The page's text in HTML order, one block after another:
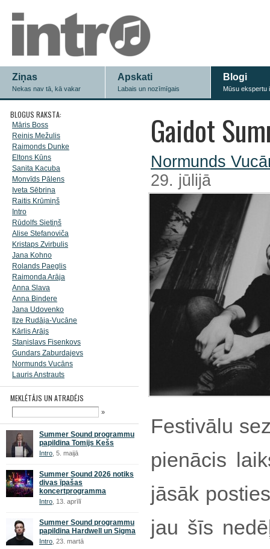
Ziņas
Nekas nav tā, kā vakar
Apskati
Labais un nozīmīgais
Blogi
Mūsu ekspertu
BLOGUS RAKSTA:
Māris Boss
Reinis Mežulis
Raimonds Dunke
Eltons Kūns
Sanita Kacuba
Monvīds Pālens
Iveta Sēbriņa
Raitis Krūmiņš
Intro
Rūdolfs Sietiņš
Alise Stefanoviča
Kristaps Zvirbulis
Jana Kohno
Rolands Paeglis
Raimonda Arāja
Anna Slava
Anna Bindere
Jana Udovenko
Ilze Rudāja-Vucāne
Kārlis Arājs
Staņislavs Fisenkovs
Gundars Zaburdajevs
Normunds Vucāns
Lauris Anstrauts
MEKLĒTĀJS UN ATRADĒJS
»
Summer Sound programmu
papildina Tomijs Kešs
Intro , 5. maijā
Summer Sound 2026 notiks
divas īpašas
koncertprogramma
Intro , 13. aprīlī
Summer Sound programmu
papildina Hardwell un Sigma
Intro , 23. martā
Gaidot
Normunds
29. jūlijā
Festivālu
pienācis
jāsāk
jau šīs